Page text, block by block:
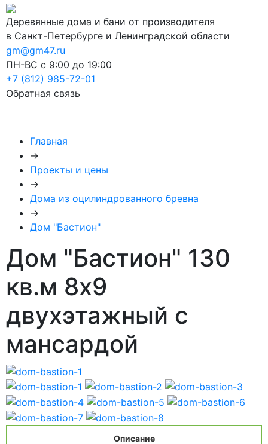
Деревянные дома и бани от производителя
в Санкт-Петербурге и Ленинградской области
gm@gm47.ru
ПН-ВС с 9:00 до 19:00
+7 (812) 985-72-01
Обратная связь
Главная
→
Проекты и цены
→
Дома из оцилиндрованного бревна
→
Дом "Бастион"
Дом "Бастион" 130
кв.м 8x9
двухэтажный с
мансардой
Описание